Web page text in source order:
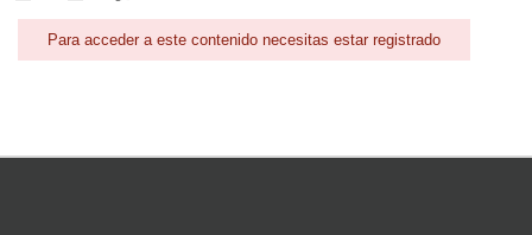
Para acceder a este contenido necesitas estar registrado